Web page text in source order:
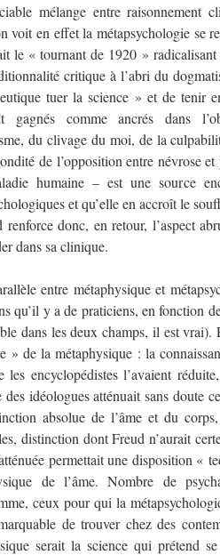
mélange entre raisonnement
voit en effet la métapsychologie se
le « tournant de 1920 »
critique à l’abri du
tuer la science » et de tenir
gagnés comme ancrés dans
du clivage du moi, de la
de l’opposition entre névrose
humaine – est une source
et qu’elle en accroît le
renforce donc, en retour, l’aspect
dans sa clinique.
entre métaphysique et
qu’il y a de praticiens, en fonction
dans les deux champs, il est vrai).
» de la métaphysique : la
les encyclopédistes l’avaient
des idéologues atténuait sans
absolue de l’âme et du
distinction dont Freud n’aurait
permettait une disposition «
de l’âme. Nombre de
ceux pour qui la
de trouver chez des
serait la science qui prétend